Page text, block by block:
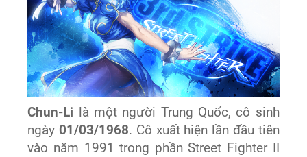
Chun-Li là một người Trung Quốc, cô sinh
ngày 01/03/1968. Cô xuất hiện lần đầu tiên
vào năm 1991 trong phần Street Fighter II